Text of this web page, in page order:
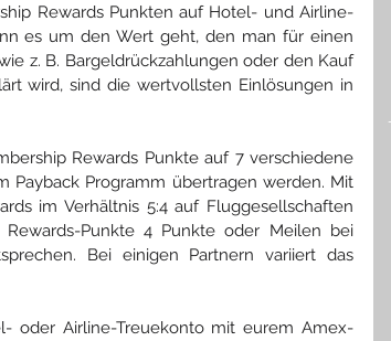
Rewards Punkten auf Hotel- und Airline-
es um den Wert geht, den man für einen
z. B. Bargeldrückzahlungen oder den Kauf
wird, sind die wertvollsten Einlösungen in
Rewards Punkte auf 7 verschiedene
Payback Programm übertragen werden. Mit
im Verhältnis 5:4 auf Fluggesellschaften
Punkte 4 Punkte oder Meilen bei
Bei einigen Partnern variiert das
oder Airline-Treuekonto mit eurem Amex-